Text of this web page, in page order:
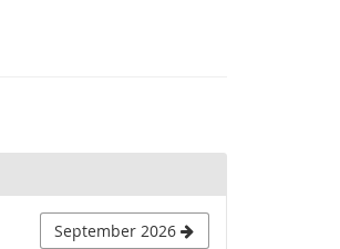
September 2026